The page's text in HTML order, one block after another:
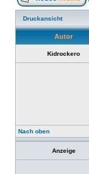
Druckansicht
Autor
Kidrockero
Nach oben
Anzeige